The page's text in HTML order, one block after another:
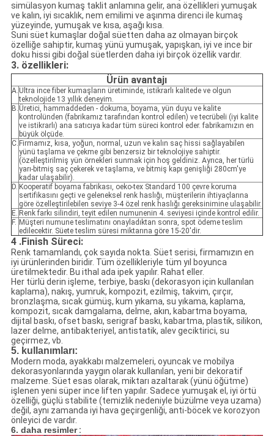
simülasyon kumaş taklit anlamına gelir, ana özellikleri yumuşak
ve kalın, iyi sıcaklık, nem emilimi ve aşınma direnci ile kumaş
yüzeyinde, yumuşak ve kısa, aşağı kısa.
Suni süet kumaşlar doğal süetten daha az olmayan birçok
özelliğe sahiptir, kumaş yünü yumuşak, yapışkan, iyi ve ince bir
doku hissi gibi doğal süetlerden daha iyi birçok özellik vardır.
3. özellikleri:
Ürün avantajı
A. Ultra ince fiber kumaşların üretiminde, istikrarlı kalitede ve olgun
teknolojide 13 yıllık deneyim.
B. Üretici, hammaddeden - dokuma, boyama, yün duyu ve kalite
kontrolünden (fabrikamız tarafından kontrol edilen) ve tecrübeli (iyi kalite
ve istikrarlı) ana satıcıya kadar tüm süreci kontrol eder. fabrikamızın en
büyük ölçüde.
C. Firmamız, kısa, yoğun, normal, uzun ve kalın saç hissi sağlayabilen
yünü taşlama ve çekme gibi benzersiz bir teknolojiye sahiptir.
(özelleştirilmiş yün örnekleri sunmak için hoş geldiniz. Ayrıca, her türlü
yarı-bitmiş saç çekerek ve taşlama, ve bitmiş kapı genişliği 280cm'ye
kadar ulaşabilir).
D. Kooperatif boyama fabrikası, oeko-tex Standard 100 çevre koruma
sertifikasını geçti ve geleneksel renk haslığı, müşterilerin ihtiyaçlarına
göre özelleştirilebilen seviye 3-4 özel renk haslığı gereksinimine ulaşabilir.
E. Renk farkı silindiri, teyit edilen numunenin 4. seviyesi içinde kontrol edilir.
F. Müşteri numune teslimatını onayladıktan sonra, spot ödeme teslim
edilecektir. Süete teslim süresi miktarına göre 15-20'dir.
4 .Finish Süreci:
Renk tamamlandı, çok sayıda nokta. Süet serisi, firmamızın en
iyi ürünlerinden biridir. Tüm özellikleriyle tüm yıl boyunca
üretilmektedir. Bu ithal ada ipek yapılır. Rahat eller.
Her türlü derin işleme, terbiye, baskı (dekorasyon için kullanılan
kaplama), nakış, yumruk, kompozit, ezilmiş, takvim, çırçır,
bronzlaşma, sıcak gümüş, kum yıkama, su yıkama, kaplama,
kompozit, sıcak damgalama, delme, akın, kabartma boyama,
dijital baskı, ofset baskı, serigraf baskı, kabartma, plastik, silikon,
lazer delme, antibakteriyel, antistatik, alev geciktirici, su
geçirmez, vb.
5. kullanımları:
Modern moda, ayakkabı malzemeleri, oyuncak ve mobilya
dekorasyonlarında yaygın olarak kullanılan, yeni bir dekoratif
malzeme. Süet esas olarak, miktarı azaltarak (yünü öğütme)
işlenen yeni süper ince liften yapılır. Sadece yumuşak el, iyi örtü
özelliği, güçlü stabilite (temizlik nedeniyle büzülme veya uzama)
değil, aynı zamanda iyi hava geçirgenliği, anti-böcek ve korozyon
önleyici de vardır.
6. daha resimler: